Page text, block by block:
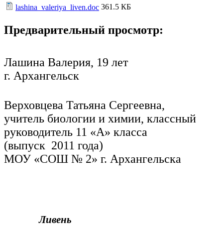
lashina_valeriya_liven.doc 361.5 КБ
Предварительный просмотр:
Лашина Валерия, 19 лет
г. Архангельск
Верховцева Татьяна Сергеевна,
учитель биологии и химии, классный
руководитель 11 «А» класса
(выпуск 2011 года)
МОУ «СОШ № 2» г. Архангельска
Ливень